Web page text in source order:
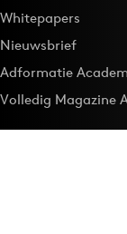
Whitepapers
Nieuwsbrief
Adformatie
Volledig Magazine